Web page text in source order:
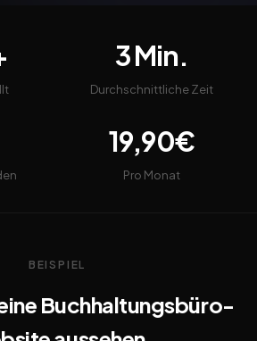
3 Min.
Durchschnittliche Zeit
19,90€
Pro Monat
BEISPIEL
Buchhaltungsbüro-